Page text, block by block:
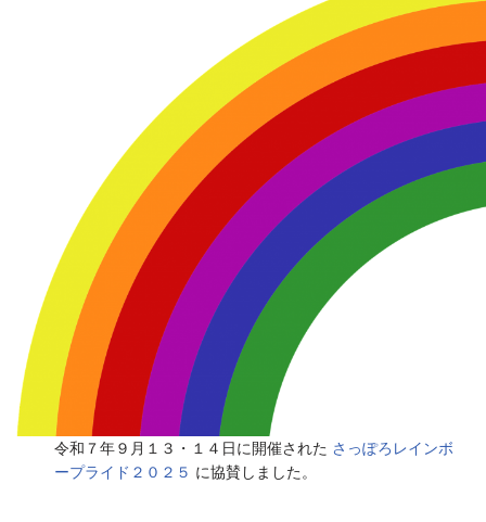
令和７年９月１３・１４日に開催された さっぽろレインボ
ープライド２０２５ に協賛しました。